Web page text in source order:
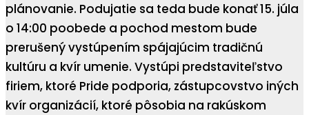
plánovanie. Podujatie sa teda bude konať 15. júla
o 14:00 poobede a pochod mestom bude
prerušený vystúpením spájajúcim tradičnú
kultúru a kvír umenie. Vystúpi predstaviteľstvo
firiem, ktoré Pride podporia, zástupcovstvo iných
kvír organizácií, ktoré pôsobia na rakúskom